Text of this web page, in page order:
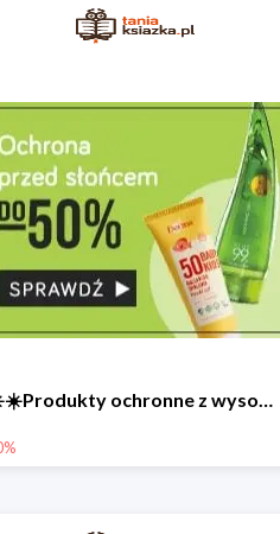
☀️☀️Produkty ochronne z wysokim SPF do -50% ☀️☀️